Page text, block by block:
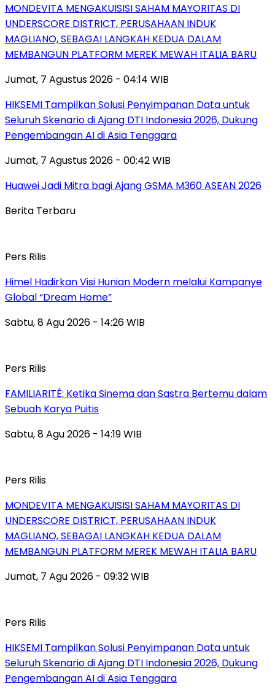
MONDEVITA MENGAKUISISI SAHAM MAYORITAS DI
UNDERSCORE DISTRICT, PERUSAHAAN INDUK
MAGLIANO, SEBAGAI LANGKAH KEDUA DALAM
MEMBANGUN PLATFORM MEREK MEWAH ITALIA BARU
Jumat, 7 Agustus 2026 - 04:14 WIB
HIKSEMI Tampilkan Solusi Penyimpanan Data untuk
Seluruh Skenario di Ajang DTI Indonesia 2026, Dukung
Pengembangan AI di Asia Tenggara
Jumat, 7 Agustus 2026 - 00:42 WIB
Huawei Jadi Mitra bagi Ajang GSMA M360 ASEAN 2026
Berita Terbaru
Pers Rilis
Himel Hadirkan Visi Hunian Modern melalui Kampanye
Global “Dream Home”
Sabtu, 8 Agu 2026 - 14:26 WIB
Pers Rilis
FAMILIARITÉ: Ketika Sinema dan Sastra Bertemu dalam
Sebuah Karya Puitis
Sabtu, 8 Agu 2026 - 14:19 WIB
Pers Rilis
MONDEVITA MENGAKUISISI SAHAM MAYORITAS DI
UNDERSCORE DISTRICT, PERUSAHAAN INDUK
MAGLIANO, SEBAGAI LANGKAH KEDUA DALAM
MEMBANGUN PLATFORM MEREK MEWAH ITALIA BARU
Jumat, 7 Agu 2026 - 09:32 WIB
Pers Rilis
HIKSEMI Tampilkan Solusi Penyimpanan Data untuk
Seluruh Skenario di Ajang DTI Indonesia 2026, Dukung
Pengembangan AI di Asia Tenggara